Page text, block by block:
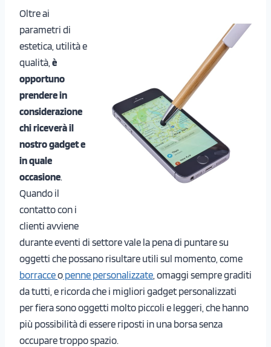
Oltre ai
parametri di
estetica, utilità e
qualità, è
opportuno
prendere in
considerazione
chi riceverà il
nostro gadget e
in quale
occasione.
Quando il
contatto con i
clienti avviene
durante eventi di settore vale la pena di puntare su
oggetti che possano risultare utili sul momento, come
borracceo penne personalizzate , omaggi sempre graditi
da tutti, e ricorda che i migliori gadget personalizzati
per fiera sono oggetti molto piccoli e leggeri, che hanno
più possibilità di essere riposti in una borsa senza
occupare troppo spazio.